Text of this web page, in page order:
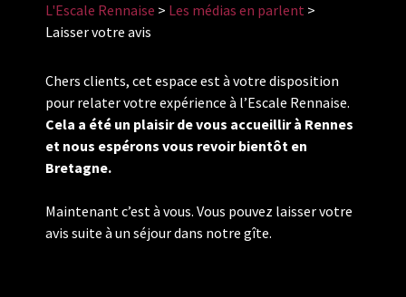
L'Escale Rennaise > Les médias en parlent >
Laisser votre avis
Chers clients, cet espace est à votre disposition
pour relater votre expérience à l’Escale Rennaise.
Cela a été un plaisir de vous accueillir à Rennes
et nous espérons vous revoir bientôt en
Bretagne.
Maintenant c’est à vous. Vous pouvez laisser votre
avis suite à un séjour dans notre gîte.